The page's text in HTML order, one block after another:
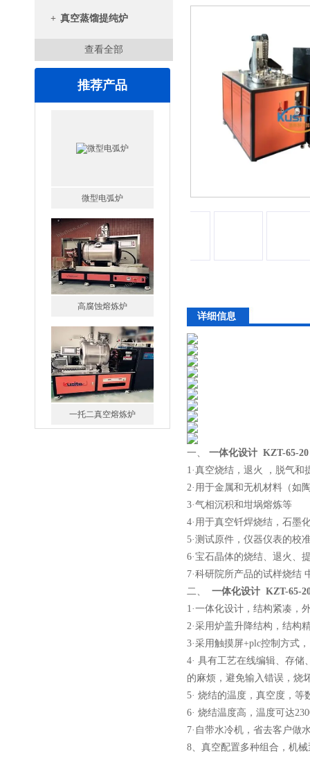
+ 真空蒸馏提纯炉
查看全部
推荐产品
微型电弧炉
高腐蚀熔炼炉
一托二真空熔炼炉
详细信息
一、
一体化设计 KZT-65-
1·真空烧结，退火 ，脱气和
2·用于金属和无机材料（如
3·气相沉积和坩埚熔炼等
4·用于真空钎焊烧结，石墨
5·测试原件，仪器仪表的校
6·宝石晶体的烧结、退火、
7·科研院所产品的试样烧结
二、
一体化设计 KZT-65-
1·一体化设计，结构紧凑，
2·采用炉盖升降结构，结构
3·采用触摸屏+plc控制方式
4· 具有工艺在线编辑、存
的麻烦，避免输入错误，烧
5· 烧结的温度，真空度，
6· 烧结温度高，温度可达
7·自带水冷机，省去客户做
8、真空配置多种组合，机